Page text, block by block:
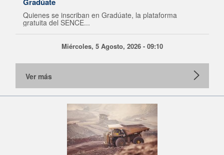
Quienes se inscriban en Gradúate, la plataforma
gratuita del SENCE...
Miércoles, 5 Agosto, 2026 - 09:10
Ver más